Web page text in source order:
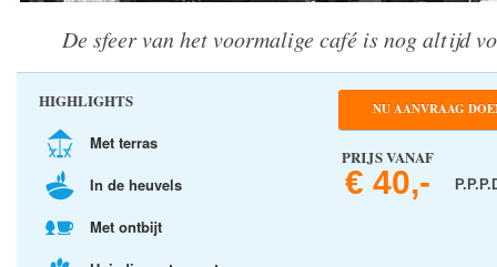
De sfeer van het voormalige café is nog altijd
HIGHLIGHTS
Met terras
In de heuvels
Met ontbijt
NU AANVRAAG
PRIJS VANAF
€ 40,-